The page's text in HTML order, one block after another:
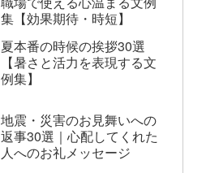
集【効果期待・時短】
夏本番の時候の挨拶30選
【暑さと活力を表現する文
例集】
地震・災害のお見舞いへの
返事30選｜心配してくれた
人へのお礼メッセージ